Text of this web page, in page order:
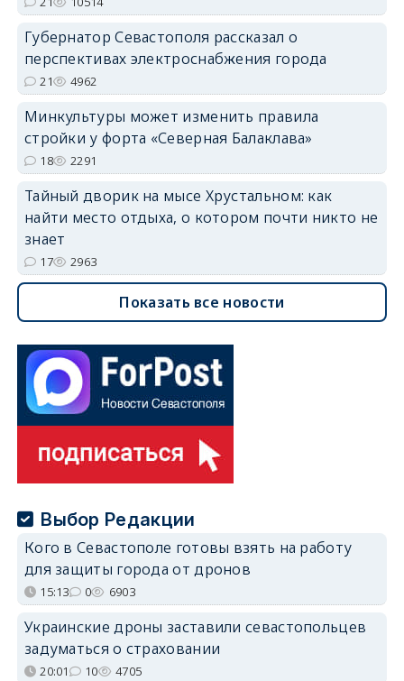
Губернатор Севастополя рассказал о
перспективах электроснабжения города
21 4962
Минкультуры может изменить правила
стройки у форта «Северная Балаклава»
18 2291
Тайный дворик на мысе Хрустальном: как
найти место отдыха, о котором почти никто не
знает
17 2963
Показать все новости
Выбор Редакции
Кого в Севастополе готовы взять на работу
для защиты города от дронов
15:13 0 6903
Украинские дроны заставили севастопольцев
задуматься о страховании
20:01 10 4705